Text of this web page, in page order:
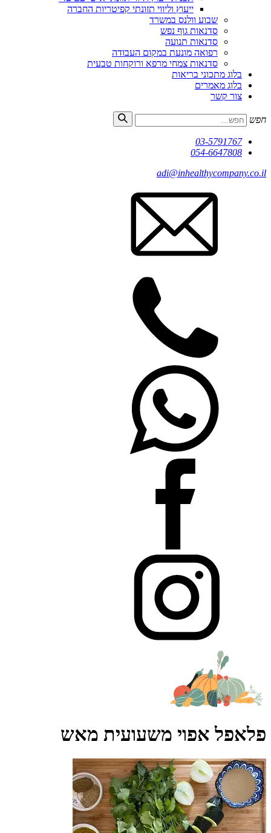
ייעוץ וליווי תזונתי קפיטריות החברה
שבוע וולנס במשרד
סדנאות גוף נפש
סדנאות תנועה
רפואה מונעת במקום העבודה
סדנאות צמחי מרפא ורוקחות טבעית
בלוג מתכוני בריאות
בלוג מאמרים
צור קשר
חפש
03-5791767
054-6647808
adi@inhealthycompany.co.il
פלאפל אפוי משעועית מאש